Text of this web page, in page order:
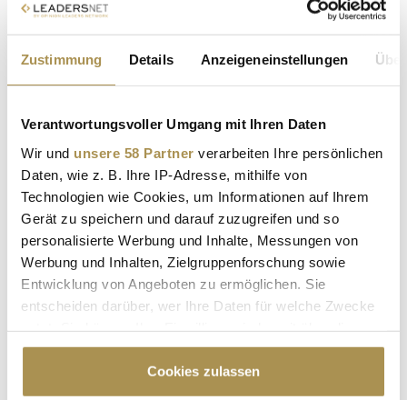
Zustimmung Details Anzeigeneinstellungen
Verantwortungsvoller Umgang mit Ihren Daten
Wir und unsere 58 Partner verarbeiten Ihre persönlichen
Daten, wie z. B. Ihre IP-Adresse, mithilfe von
Technologien wie Cookies, um Informationen auf Ihrem
Gerät zu speichern und darauf zuzugreifen und so
personalisierte Werbung und Inhalte, Messungen von
Werbung und Inhalten, Zielgruppenforschung sowie
Entwicklung von Angeboten zu ermöglichen. Sie
entscheiden darüber, wer Ihre Daten für welche Zwecke
Cookie-Erklärung oder durch Klicken auf das Privacy
Trigger Symbol ändern oder widerrufen
Cookies zulassen